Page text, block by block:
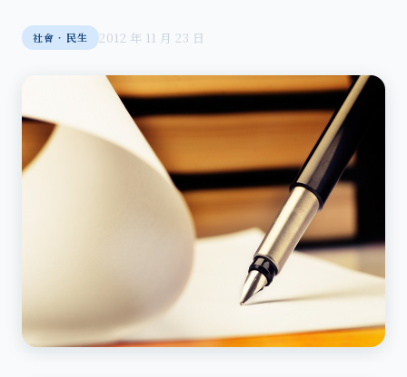
社會‧民生 2012 年 11 月 23 日